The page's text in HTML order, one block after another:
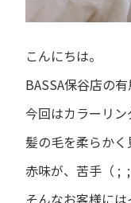
こんにちは。
BASSA保谷店の有
今回はカラーリン
髪の毛を柔らかく
赤味が、苦手（ ; ;
そんなお客様に